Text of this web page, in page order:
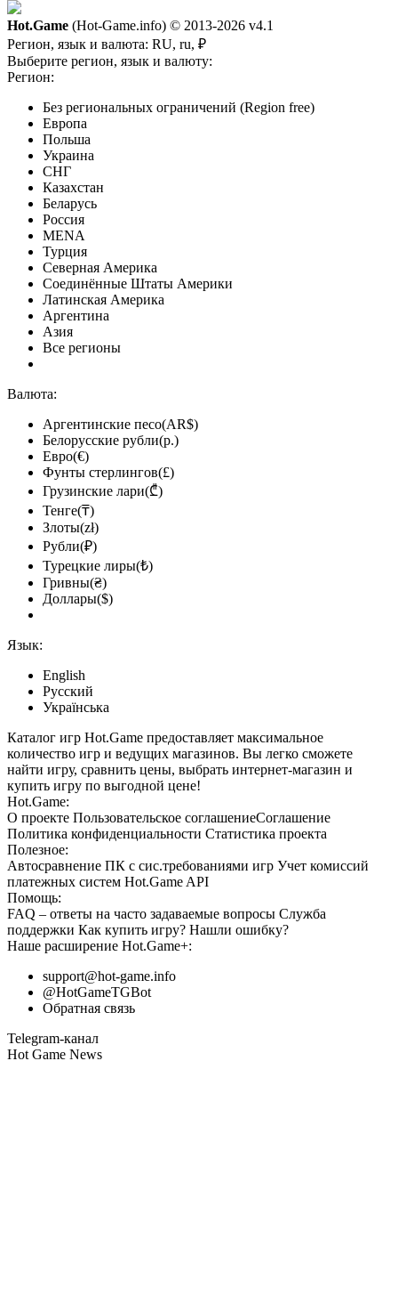
Hot.Game (Hot-Game.info) © 2013-2026 v4.1
Регион, язык и валюта: RU, ru, ₽
Выберите регион, язык и валюту:
Регион:
Без региональных ограничений (Region free)
Европа
Польша
Украина
СНГ
Казахстан
Беларусь
Россия
MENA
Турция
Северная Америка
Соединённые Штаты Америки
Латинская Америка
Аргентина
Азия
Все регионы
Валюта:
Аргентинские песо(AR$)
Белорусские рубли(р.)
Евро(€)
Фунты стерлингов(£)
Грузинские лари(₾)
Тенге(₸)
Злоты(zł)
Рубли(₽)
Турецкие лиры(₺)
Гривны(₴)
Доллары($)
Язык:
English
Русский
Українська
Каталог игр Hot.Game предоставляет максимальное
количество игр и ведущих магазинов. Вы легко сможете
найти игру, сравнить цены, выбрать интернет-магазин и
купить игру по выгодной цене!
Hot.Game:
О проекте Пользовательское соглашениеСоглашение
Политика конфиденциальности Статистика проекта
Полезное:
Автосравнение ПК с сис.требованиями игр Учет комиссий
платежных систем Hot.Game API
Помощь:
FAQ – ответы на часто задаваемые вопросы Служба
поддержки Как купить игру? Нашли ошибку?
Наше расширение Hot.Game+:
support@hot-game.info
@HotGameTGBot
Обратная связь
Telegram-канал
Hot Game News